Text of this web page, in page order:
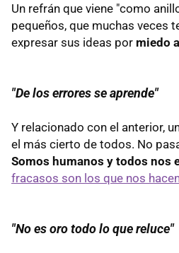
Un refrán que viene "como
pequeños, que muchas veces
expresar sus ideas por miedo
"De los errores se aprende"
Y relacionado con el anterior,
el más cierto de todos. No
Somos humanos y todos nos
fracasos son los que nos
"No es oro todo lo que reluce"